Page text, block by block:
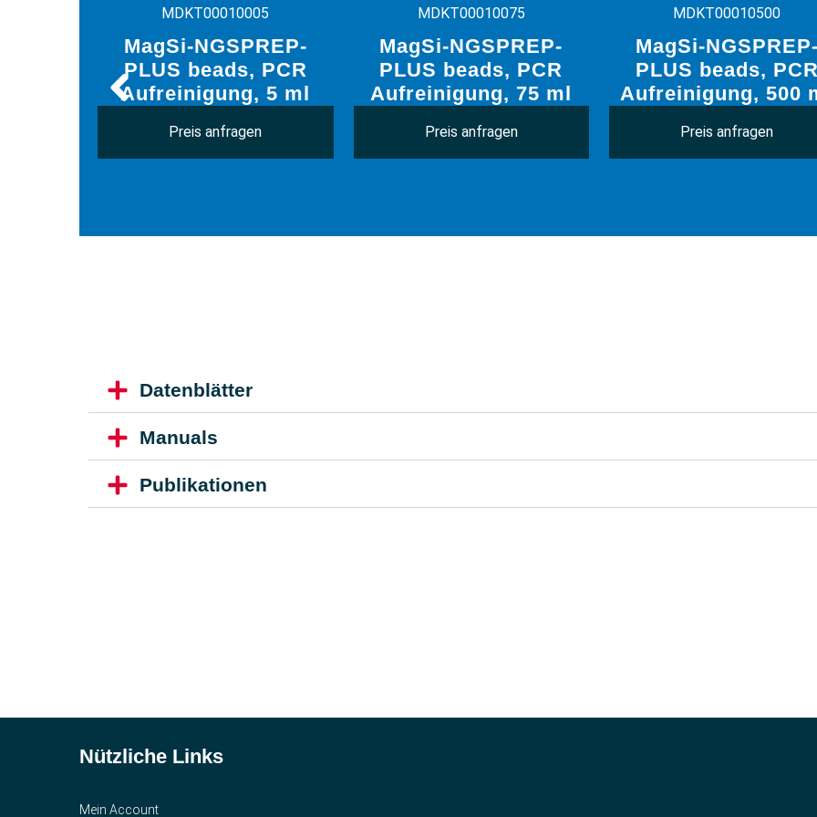
MDKT00010005
MagSi-NGSPREP-
PLUS beads, PCR
Aufreinigung, 5 ml
Preis anfragen
MDKT00010075
MagSi-NGSPREP-
PLUS beads, PCR
Aufreinigung, 75 ml
Preis anfragen
MDKT00010500
MagSi-NGSPREP-
PLUS beads, PCR
Aufreinigung, 500
Preis anfragen
Datenblätter
Manuals
Publikationen
Nützliche Links
Mein Account